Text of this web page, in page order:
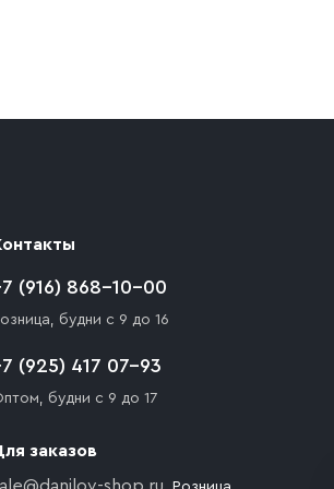
и не нарушает правила
(916) 868-10-00
будни с 9 до 16
(925) 417 07-93
будни с 9 до 17
заказов